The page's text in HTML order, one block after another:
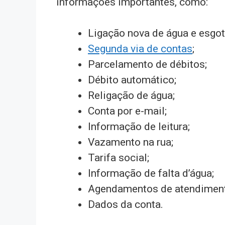
Ligação nova de água e
Segunda via de contas;
Parcelamento de débitos;
Débito automático;
Religação de água;
Conta por e-mail;
Informação de leitura;
Vazamento na rua;
Tarifa social;
Informação de falta d’água;
Agendamentos de
Dados da conta.